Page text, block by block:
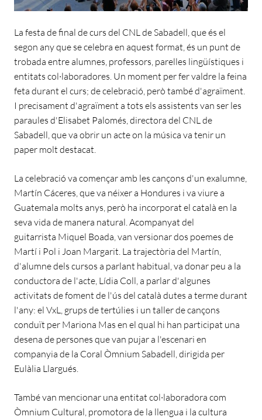
La festa de final de curs del CNL de Sabadell, que és el
segon any que se celebra en aquest format, és un punt de
trobada entre alumnes, professors, parelles lingüístiques i
entitats col·laboradores. Un moment per fer valdre la feina
feta durant el curs; de celebració, però també d'agraïment.
I precisament d'agraïment a tots els assistents van ser les
paraules d'Elisabet Palomés, directora del CNL de
Sabadell, que va obrir un acte on la música va tenir un
paper molt destacat.
La celebració va començar amb les cançons d'un exalumne,
Martín Cáceres, que va néixer a Hondures i va viure a
Guatemala molts anys, però ha incorporat el català en la
seva vida de manera natural. Acompanyat del
guitarrista Miquel Boada, van versionar dos poemes de
Martí i Pol i Joan Margarit. La trajectòria del Martín,
d'alumne dels cursos a parlant habitual, va donar peu a la
conductora de l'acte, Lídia Coll, a parlar d'algunes
activitats de foment de l'ús del català dutes a terme durant
l'any: el VxL, grups de tertúlies i un taller de cançons
conduït per Mariona Mas en el qual hi han participat una
desena de persones que van pujar a l'escenari en
companyia de la Coral Òmnium Sabadell, dirigida per
Eulàlia Llargués.
També van mencionar una entitat col·laboradora com
Òmnium Cultural, promotora de la llengua i la cultura